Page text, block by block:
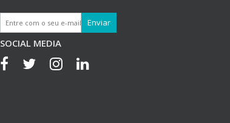
SOCIAL MEDIA